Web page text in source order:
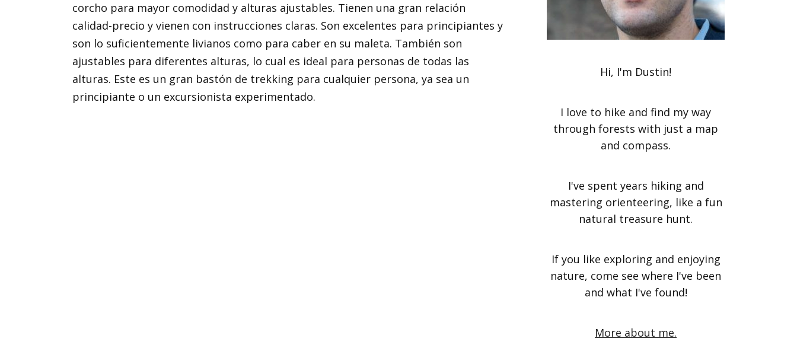
corcho para mayor comodidad y alturas ajustables. Tienen una gran relación
calidad-precio y vienen con instrucciones claras. Son excelentes para principiantes y
son lo suficientemente livianos como para caber en su maleta. También son
ajustables para diferentes alturas, lo cual es ideal para personas de todas las
alturas. Este es un gran bastón de trekking para cualquier persona, ya sea un
principiante o un excursionista experimentado.
Hi, I'm Dustin!
I love to hike and find my way
through forests with just a map
and compass.
I've spent years hiking and
mastering orienteering, like a fun
natural treasure hunt.
If you like exploring and enjoying
nature, come see where I've been
and what I've found!
More about me.